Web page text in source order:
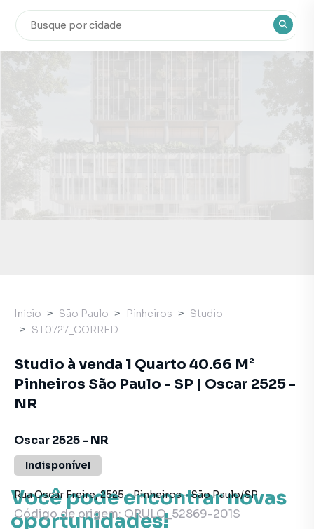
Você pode encontrar novas
oportunidades!
Início São Paulo Pinheiros
Studio
ST0727_CORRED
Studio à venda 1 Quarto 40.66 M²
Pinheiros São Paulo - SP | Oscar 2525 -
NR
Oscar 2525 - NR
Indisponível
Rua Oscar Freire,2525-Pinheiros-São Paulo/SP
Código de origem:ORULO_52869-201S